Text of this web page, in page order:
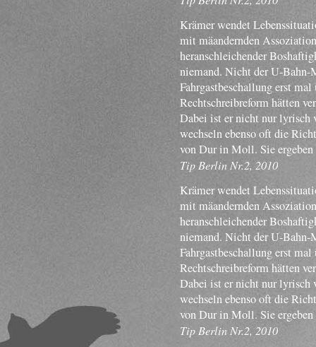
Krämer wendet
mit mäandernden
heranschleichender
niemand. Nicht der U-Bahn-
Fahrgastbeschallung erst
Rechtschreibreform hätten
Dabei ist er nicht nur lyrisch
wechseln ebenso oft die
von Dur in Moll. Sie
Tip Berlin Nr.2, 2010
Krämer wendet
mit mäandernden
heranschleichender
niemand. Nicht der U-Bahn-
Fahrgastbeschallung erst
Rechtschreibreform hätten
Dabei ist er nicht nur lyrisch
wechseln ebenso oft die
von Dur in Moll. Sie
Tip Berlin Nr.2, 2010